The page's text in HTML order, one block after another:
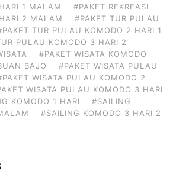
1 MALAM
#PAKET REKREASI
2 MALAM
#PAKET TUR PULAU
TUR PULAU KOMODO 2 HARI 1
PULAU KOMODO 3 HARI 2
#PAKET WISATA KOMODO
BAJO
#PAKET WISATA PULAU
WISATA PULAU KOMODO 2
WISATA PULAU KOMODO 3 HARI
KOMODO 1 HARI
#SAILING
#SAILING KOMODO 3 HARI 2